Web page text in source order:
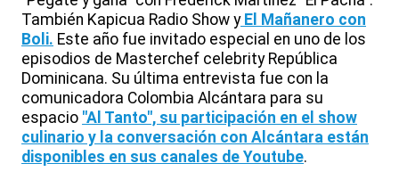
También Kapicua Radio Show yEl Mañanero con
Boli. Este año fue invitado especial en uno de los
episodios de Masterchef celebrity República
Dominicana. Su última entrevista fue con la
comunicadora Colombia Alcántara para su
espacio "Al Tanto", su participación en el show
culinario y la conversación con Alcántara están
disponibles en sus canales de Youtube.